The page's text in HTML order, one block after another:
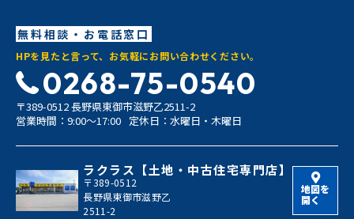
無料相談・お電話窓口
HPを見たと言って、お気軽にお問い合わせください。
0268-75-0540
〒389-0512 長野県東御市滋野乙2511-2
営業時間：9:00〜17:00 定休日：水曜日・木曜日
ラクラス【土地・中古住宅専門店】
〒389-0512
長野県東御市滋野乙
2511-2
地図を
開く